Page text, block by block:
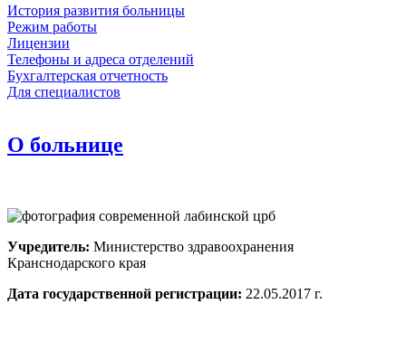
История развития больницы
Режим работы
Лицензии
Телефоны и адреса отделений
Бухгалтерская отчетность
Для специалистов
О больнице
Учредитель: Министерство здравоохранения
Кранснодарского края
Дата государственной регистрации: 22.05.2017 г.